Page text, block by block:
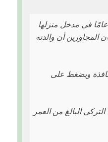
في مساء الجمعة، 20 سبتمبر، حوالي الساعة 5:45 مساءً، تم إطلاق النار على بارو راملاجان البالغة من العمر 38 عامًا في مدخل منزلها
المجاورين أن والدته
ويضغط على
البالغ من العمر